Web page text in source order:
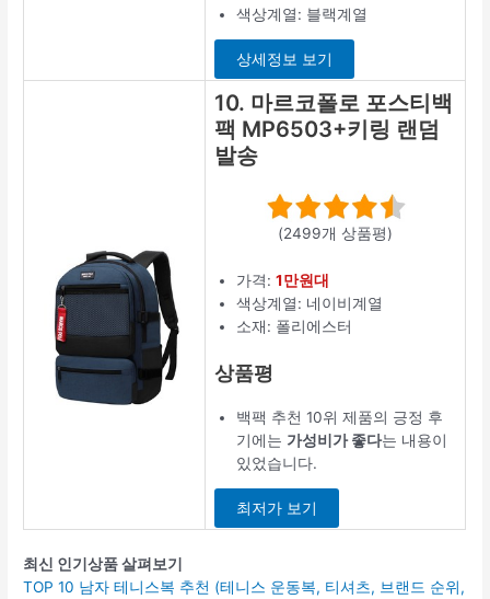
색상계열: 블랙계열
상세정보 보기
10. 마르코폴로 포스티백
팩 MP6503+키링 랜덤
발송
(2499개 상품평)
가격:1만원대
색상계열: 네이비계열
소재: 폴리에스터
상품평
백팩 추천 10위 제품의 긍정 후
기에는 가성비가 좋다는 내용이
있었습니다.
최저가 보기
최신 인기상품 살펴보기
TOP 10 남자 테니스복 추천 (테니스 운동복, 티셔츠, 브랜드 순위,